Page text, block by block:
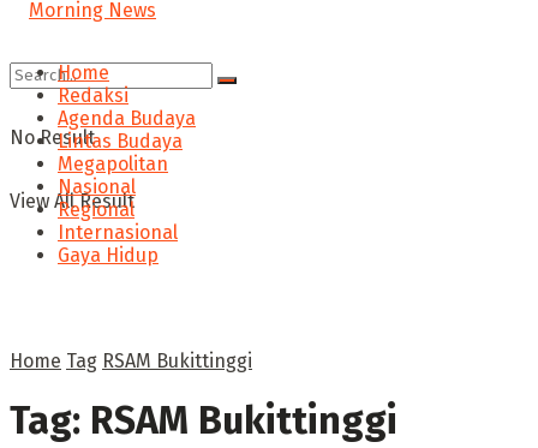
No Result
View All Result
Home
Redaksi
Agenda Budaya
Lintas Budaya
Megapolitan
Nasional
Regional
Internasional
Gaya Hidup
Home Tag RSAM Bukittinggi
Tag: RSAM Bukittinggi